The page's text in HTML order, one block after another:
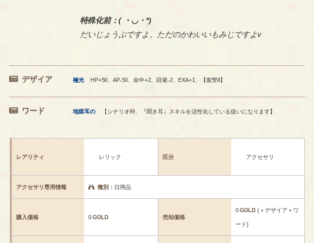
特殊化前：( ・◡・*)
だいじょうぶですよ。ただのかわいいもみじですよv
デザイア 極光 HP+50、AP-50、命中+2、回避-2、EXA+1、【復讐8】
ワード 地獄耳の 【シナリオ時、『聞き耳』スキルを活性化している扱いになります】
レアリティ レリック 区分 アクセサリ
アクセサリ専用情報 種別： 日用品
購入価格 0GOLD 売却価格
0GOLD (＋デザイア＋ワ
ード)